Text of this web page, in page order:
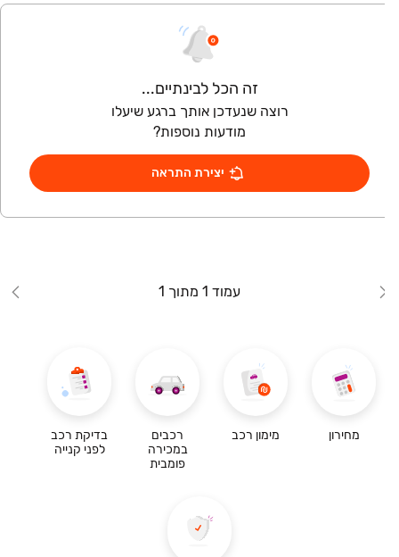
זה הכל לבינתיים...
רוצה שנעדכן אותך ברגע שיעלו
מודעות נוספות?
יצירת התראה
עמוד 1 מתוך 1
מחירון מימון רכב
רכבים
במכירה
פומבית
בדיקת רכב
לפני קנייה